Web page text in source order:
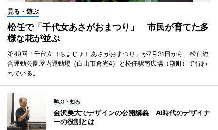
見る・遊ぶ
松任で「千代女あさがおまつり」 市民が育てた多
様な花が並ぶ
第49回「千代女（ちよじょ）あさがおまつり」が7月31日から、松任総
合運動公園屋内運動場（白山市倉光4）と松任駅南広場（殿町）で行わ
れている。
学ぶ・知る
金沢美大でデザインの公開講義 AI時代のデザイナ
ーの役割とは